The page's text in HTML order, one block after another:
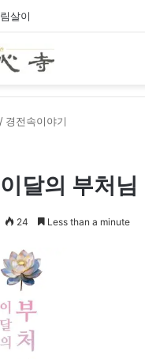
살이
/ 경전속이야기
달의 부처님
24 Less than a minute